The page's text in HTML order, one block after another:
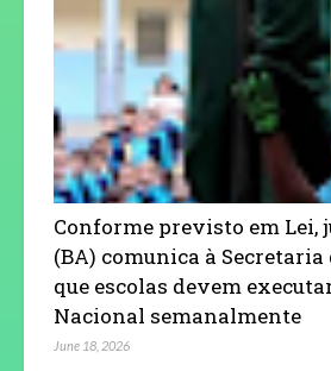
Conforme previsto em Lei,
(BA) comunica à Secretaria
que escolas devem
Nacional semanalmente
June 18, 2026